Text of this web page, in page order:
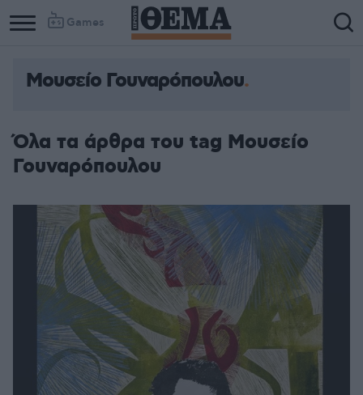
Games
Μουσείο Γουναρόπουλου
Όλα τα άρθρα του tag Μουσείο
Γουναρόπουλου